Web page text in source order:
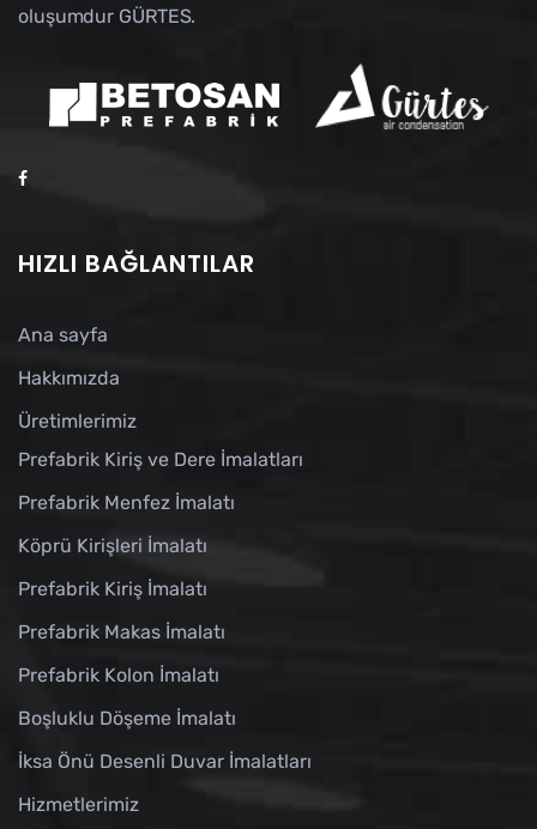
oluşumdur GÜRTES.
HIZLI BAĞLANTILAR
Ana sayfa
Hakkımızda
Üretimlerimiz
Prefabrik Kiriş ve Dere İmalatları
Prefabrik Menfez İmalatı
Köprü Kirişleri İmalatı
Prefabrik Kiriş İmalatı
Prefabrik Makas İmalatı
Prefabrik Kolon İmalatı
Boşluklu Döşeme İmalatı
İksa Önü Desenli Duvar İmalatları
Hizmetlerimiz